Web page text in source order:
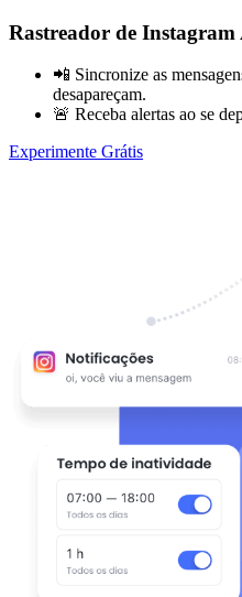
Rastreador de
📲 Sincronize as
desapareçam.
🚨 Receba alertas ao se
Experimente Grátis